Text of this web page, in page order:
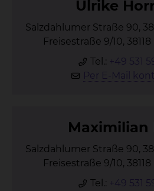
Ul­ri­ke
Salzdahlumer Straße 90,
Freisestraße 9/10,
Tel.: +49 531
Per E-Mail
Ma­xi­mi­li­an
Salzdahlumer Straße 90,
Freisestraße 9/10,
Tel.: +49 531